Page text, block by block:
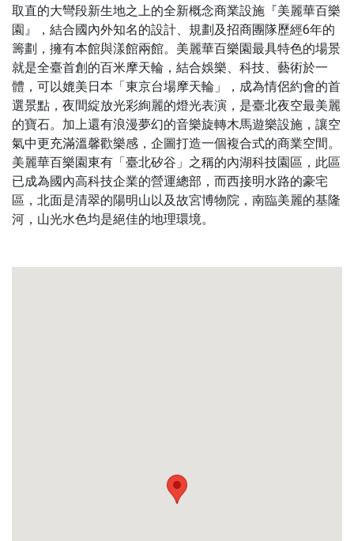
取直的大彎段新生地之上的全新概念商業設施『美麗華百樂
園』，結合國內外知名的設計、規劃及招商團隊歷經6年的
籌劃，擁有本館與漾館兩館。美麗華百樂園最具特色的場景
就是全臺首創的百米摩天輪，結合娛樂、科技、藝術於一
體，可以媲美日本「東京台場摩天輪」，成為情侶約會的首
選景點，夜間綻放光彩絢麗的燈光表演，是臺北夜空最美麗
的寶石。加上還有浪漫夢幻的音樂旋轉木馬遊樂設施，讓空
氣中更充滿溫馨歡樂感，企圖打造一個複合式的商業空間。
美麗華百樂園東有「臺北矽谷」之稱的內湖科技園區，此區
已成為國內高科技企業的營運總部，而西接明水路的豪宅
區，北面是清翠的陽明山以及故宮博物院，南臨美麗的基隆
河，山光水色均是絕佳的地理環境。